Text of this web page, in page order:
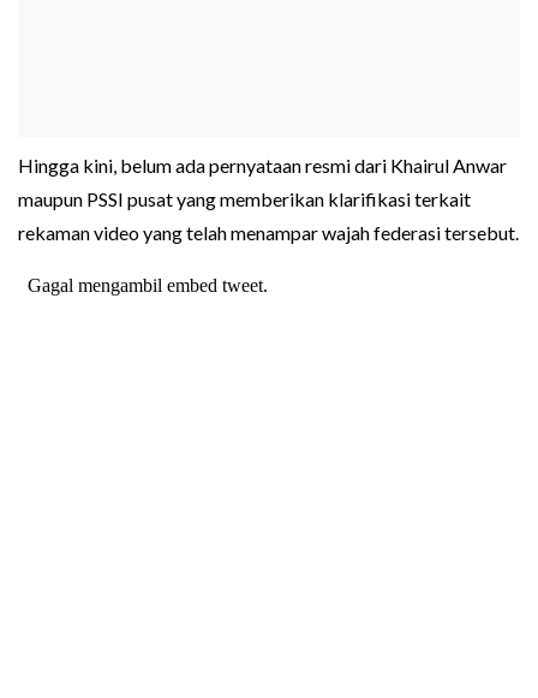
Hingga kini, belum ada pernyataan resmi dari Khairul Anwar
maupun PSSI pusat yang memberikan klarifikasi terkait
rekaman video yang telah menampar wajah federasi tersebut.